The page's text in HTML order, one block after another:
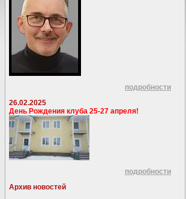
подробности
26.02.2025
День Рождения клуба 25-27 апреля!
подробности
Архив новостей